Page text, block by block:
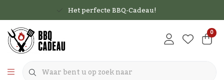
Het perfecte BBQ-Cadeau!
0